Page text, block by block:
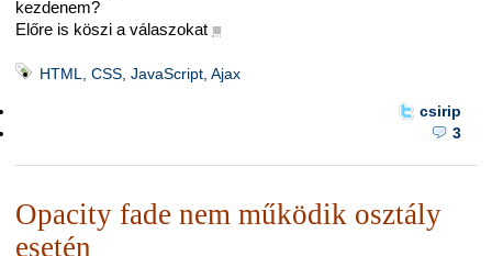
kezdenem?
Előre is köszi a válaszokat ■
HTML, CSS, JavaScript, Ajax
csirip
3
Opacity fade nem működik osztály
esetén